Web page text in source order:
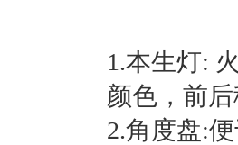
1.本生灯:
颜色，前
2.角度盘: